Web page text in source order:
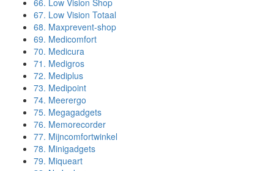
66. Low Vision Shop
67. Low Vision Totaal
68. Maxprevent-shop
69. Medicomfort
70. Medicura
71. Medigros
72. Mediplus
73. Medipoint
74. Meerergo
75. Megagadgets
76. Memorecorder
77. Mijncomfortwinkel
78. Minigadgets
79. Miqueart